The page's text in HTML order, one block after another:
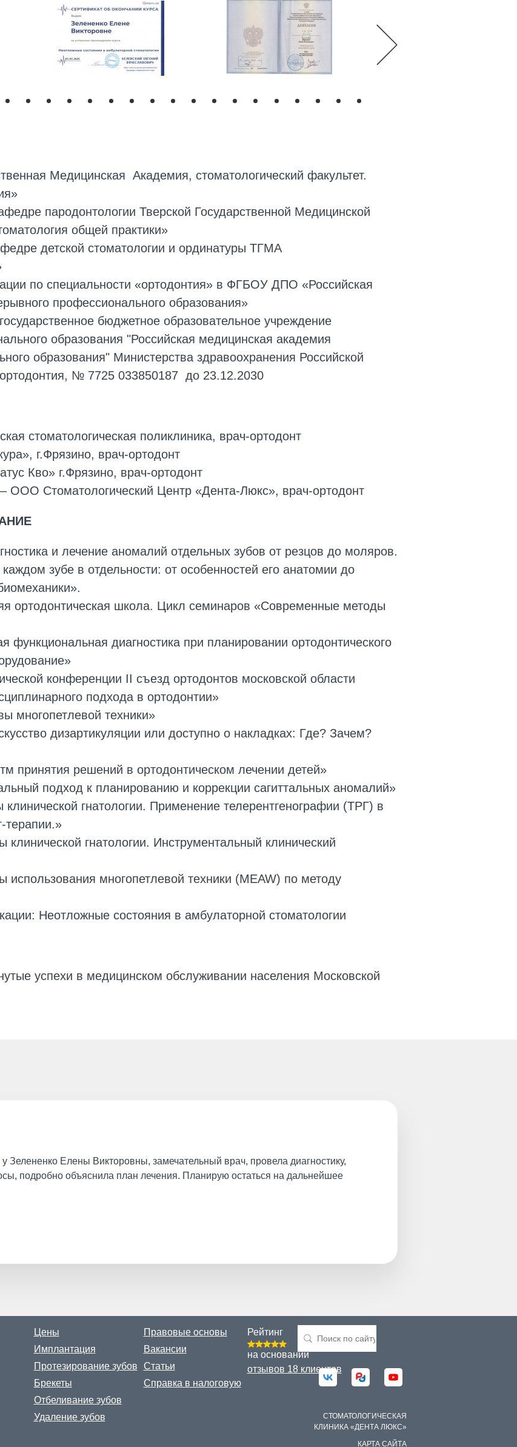
Медицинская Академия, стоматологический факультет.
пародонтологии Тверской Государственной Медицинской
общей практики»
детской стоматологии и ординатуры ТГМА
по специальности «ортодонтия» в ФГБОУ ДПО «Российская
профессионального образования»
бюджетное образовательное учреждение
образования "Российская медицинская академия
образования" Министерства здравоохранения Российской
№ 7725 033850187 до 23.12.2030
стоматологическая поликлиника, врач-ортодонт
г.Фрязино, врач-ортодонт
Кво» г.Фрязино, врач-ортодонт
ООО Стоматологический Центр «Дента-Люкс», врач-ортодонт
и лечение аномалий отдельных зубов от резцов до моляров.
зубе в отдельности: от особенностей его анатомии до
ортодонтическая школа. Цикл семинаров «Современные методы
диагностика при планировании ортодонтического
конференции II съезд ортодонтов московской области
подхода в ортодонтии»
многопетлевой техники»
дизартикуляции или доступно о накладках: Где? Зачем?
принятия решений в ортодонтическом лечении детей»
подход к планированию и коррекции сагиттальных аномалий»
гнатологии. Применение телерентгенографии (ТРГ) в
терапии.»
гнатологии. Инструментальный клинический
многопетлевой техники (MEAW) по методу
Неотложные состояния в амбулаторной стоматологии
успехи в медицинском обслуживании населения Московской
Зелененко Елены Викторовны, замечательный врач, провела диагностику,
подробно объяснила план лечения. Планирую остаться на дальнейшее
Цены
Имплантация
Протезирование зубов
Брекеты
Отбеливание зубов
Удаление зубов
Правовые основы
Вакансии
Статьи
Справка в налоговую
Рейтинг
на основании
отзывов 18 клиентов
СТОМАТОЛОГИЧЕСКАЯ
КЛИНИКА «ДЕНТА ЛЮКС»
КАРТА САЙТА